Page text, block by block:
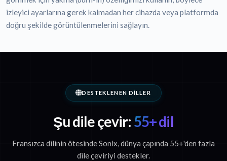
izleyici ayarlarına gerek kalmadan her cihazda veya platformda
doğru şekilde görüntülenmelerini sağlayın.
DESTEKLENEN DILLER
Şu dile çevir: 55+ dil
Fransızca dilinin ötesinde Sonix, dünya çapında 55+'den fazla
dile çeviriyi destekler.